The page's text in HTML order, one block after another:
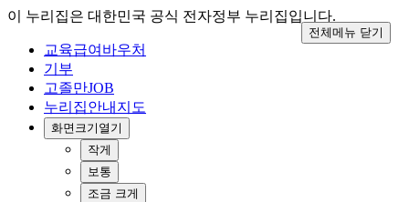
이 누리집은 대한민국 공식 전자정부 누리집입니다.
교육급여바우처
기부
고졸만JOB
누리집안내지도
화면크기 열기
작게
보통
조금 크게
전체메뉴 닫기